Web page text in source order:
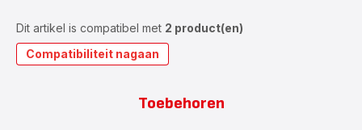
Dit artikel is compatibel met 2 product(en)
Compatibiliteit nagaan
Toebehoren